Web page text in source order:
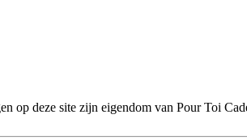
op deze site zijn eigendom van Pour Toi